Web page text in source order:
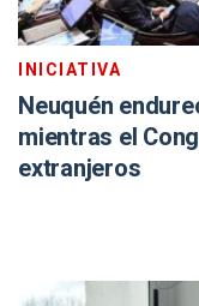
INICIATIVA
Neuquén
mientras el
extranjeros